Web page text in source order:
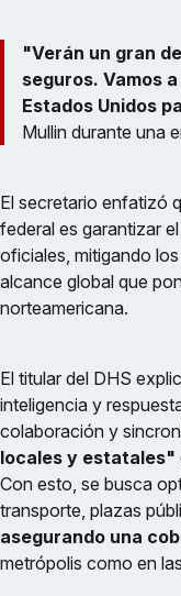
"Verán un gran
seguros. Vamos
Estados Unidos
Mullin durante una
El secretario enfatizó
federal es garantizar
oficiales, mitigando
alcance global que
norteamericana.
El titular del DHS
inteligencia y
colaboración y
locales y estatales"
Con esto, se busca
transporte, plazas
asegurando una
metrópolis como en